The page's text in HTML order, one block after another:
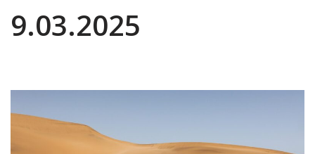
9.03.2025